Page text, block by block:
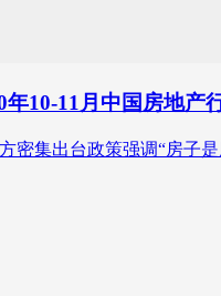
年10-11月中国房地产
密集出台政策强调“房子